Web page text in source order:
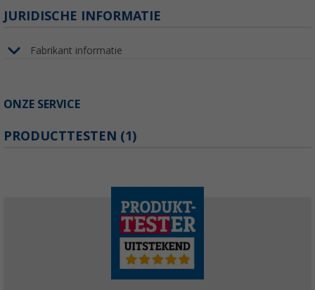
JURIDISCHE INFORMATIE
Fabrikant informatie
ONZE SERVICE
PRODUCTTESTEN (1)